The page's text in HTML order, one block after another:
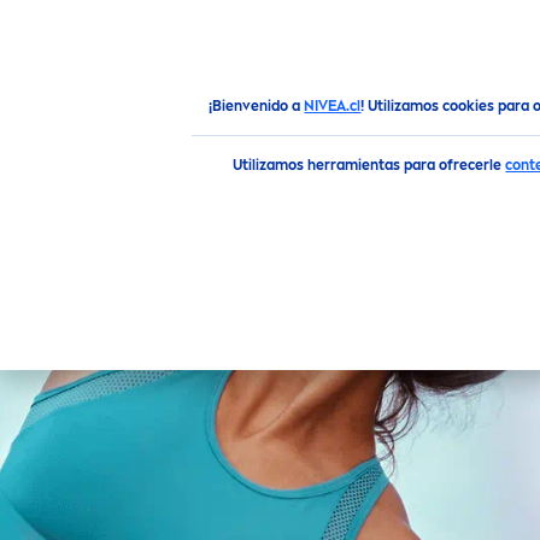
¡Bienvenido a NIVEA.cl! Utilizamos cookies para
Utilizamos herramientas para ofrecerle
NIVEACLINICAL DERMA CONTROL 96